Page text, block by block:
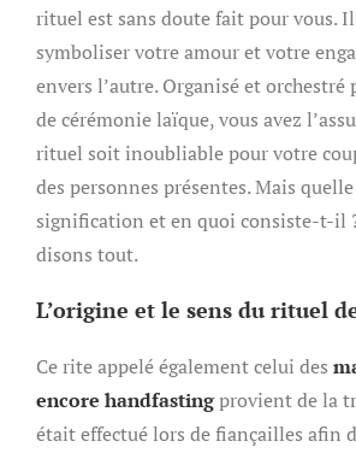
rituel est sans doute fait pour vous.
symboliser votre amour et votre
envers l’autre. Organisé et
de cérémonie laïque, vous avez
rituel soit inoubliable pour votre
des personnes présentes. Mais
signification et en quoi consiste-t-il
disons tout.
L’origine et le sens du rituel
Ce rite appelé également celui des
encore handfastingprovient de la
était effectué lors de fiançailles afin